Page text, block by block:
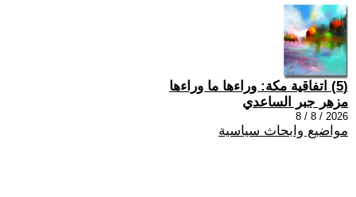
(5) اتفاقية مكة: وراءها ما وراءها
مزهر جبر الساعدي
2026 / 8 / 8
مواضيع وابحاث سياسية